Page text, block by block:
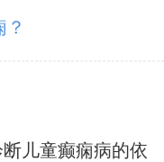
儿童癫痫病的依